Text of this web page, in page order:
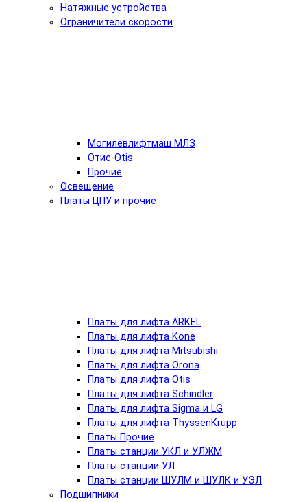
Натяжные устройства
Ограничители скорости
Могилевлифтмаш МЛЗ
Отис-Otis
Прочие
Освещение
Платы ЦПУ и прочие
Платы для лифта ARKEL
Платы для лифта Kone
Платы для лифта Mitsubishi
Платы для лифта Orona
Платы для лифта Otis
Платы для лифта Schindler
Платы для лифта Sigma и LG
Платы для лифта ThyssenKrupp
Платы Прочие
Платы станции УКЛ и УЛЖМ
Платы станции УЛ
Платы станции ШУЛМ и ШУЛК и УЭЛ
Подшипники